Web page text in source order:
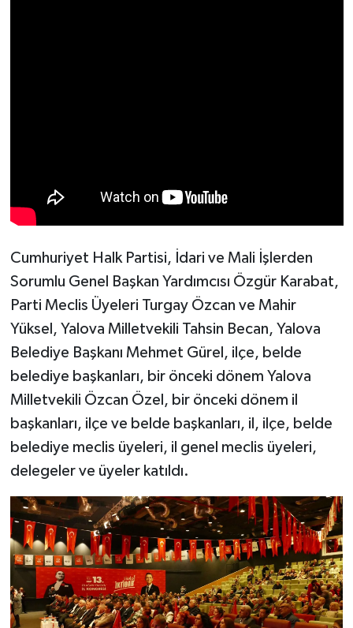
Cumhuriyet Halk Partisi, İdari ve Mali İşlerden
Sorumlu Genel Başkan Yardımcısı Özgür Karabat,
Parti Meclis Üyeleri Turgay Özcan ve Mahir
Yüksel, Yalova Milletvekili Tahsin Becan, Yalova
Belediye Başkanı Mehmet Gürel, ilçe, belde
belediye başkanları, bir önceki dönem Yalova
Milletvekili Özcan Özel, bir önceki dönem il
başkanları, ilçe ve belde başkanları, il, ilçe, belde
belediye meclis üyeleri, il genel meclis üyeleri,
delegeler ve üyeler katıldı.